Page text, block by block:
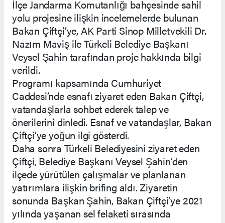
İlçe Jandarma Komutanlığı bahçesinde sahil
yolu projesine ilişkin incelemelerde bulunan
Bakan Çiftçi’ye, AK Parti Sinop Milletvekili Dr.
Nazım Maviş ile Türkeli Belediye Başkanı
Veysel Şahin tarafından proje hakkında bilgi
verildi.
Programı kapsamında Cumhuriyet
Caddesi’nde esnafı ziyaret eden Bakan Çiftçi,
vatandaşlarla sohbet ederek talep ve
önerilerini dinledi. Esnaf ve vatandaşlar, Bakan
Çiftçi’ye yoğun ilgi gösterdi.
Daha sonra Türkeli Belediyesini ziyaret eden
Çiftçi, Belediye Başkanı Veysel Şahin’den
ilçede yürütülen çalışmalar ve planlanan
yatırımlara ilişkin brifing aldı. Ziyaretin
sonunda Başkan Şahin, Bakan Çiftçi’ye 2021
yılında yaşanan sel felaketi sırasında